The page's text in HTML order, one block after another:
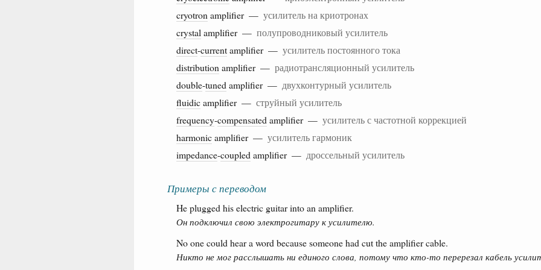
cryotron amplifier — усилитель на криотронах
crystal amplifier — полупроводниковый усилитель
direct-currentamplifier — усилитель постоянного тока
distribution amplifier — радиотрансляционный усилитель
double-tuned amplifier — двухконтурный усилитель
fluidicamplifier — струйный усилитель
frequency-compensated amplifier — усилитель с частотной коррекцией
harmonicamplifier — усилитель гармоник
impedance-coupled amplifier — дроссельный усилитель
Примеры с переводом
He plugged his electric guitar into an amplifier.
Он подключил свою электрогитару к усилителю.
No one could hear a word because someone had cut the amplifier cable.
Никто не мог расслышать ни единого слова, потому что кто-то перерезал кабель